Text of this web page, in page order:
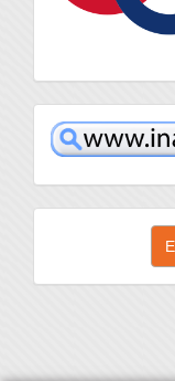
inacipe
Enviar
artículo